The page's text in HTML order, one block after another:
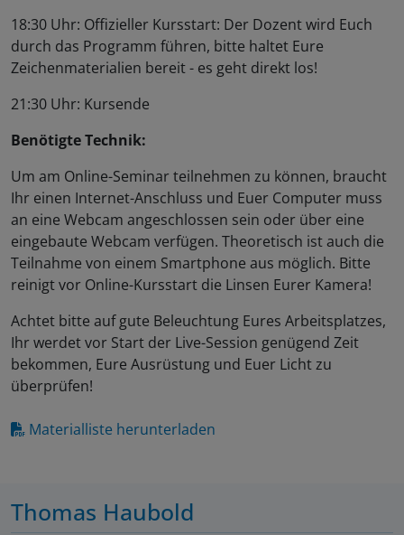
18:30 Uhr: Offizieller Kursstart: Der Dozent wird Euch
durch das Programm führen, bitte haltet Eure
Zeichenmaterialien bereit - es geht direkt los!
21:30 Uhr: Kursende
Benötigte Technik:
Um am Online-Seminar teilnehmen zu können, braucht
Ihr einen Internet-Anschluss und Euer Computer muss
an eine Webcam angeschlossen sein oder über eine
eingebaute Webcam verfügen. Theoretisch ist auch die
Teilnahme von einem Smartphone aus möglich. Bitte
reinigt vor Online-Kursstart die Linsen Eurer Kamera!
Achtet bitte auf gute Beleuchtung Eures Arbeitsplatzes,
Ihr werdet vor Start der Live-Session genügend Zeit
bekommen, Eure Ausrüstung und Euer Licht zu
überprüfen!
Materialliste herunterladen
Thomas Haubold